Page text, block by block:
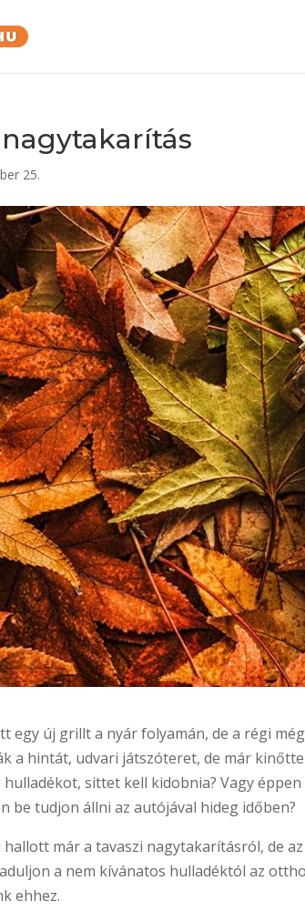
nagytakarítás
25.
egy új grillt a nyár folyamán, de a régi
a hintát, udvari játszóteret, de már
sittet kell kidobnia? Vagy
be tudjon állni az autójával hideg időben?
már a tavaszi nagytakarításról, de
a nem kívánatos hulladéktól az
ehhez.